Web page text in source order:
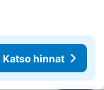
Katso hinnat